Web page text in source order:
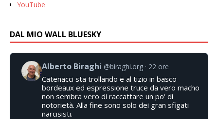
YouTube
DAL MIO WALL BLUESKY
Alberto Biraghi @biraghi.org 22 ore
Catenacci sta trollando e al tizio in basco
bordeaux ed espressione truce da vero macho
non sembra vero di raccattare un po' di
notorietà. Alla fine sono solo dei gran sfigati
narcisisti.